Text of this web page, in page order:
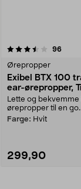
96
Ørepropper
Exibel BTX 100
ear-ørepropper,
Wireless
Lette og
ørepropper til en
Farge: Hvit
299,90
3.5av 5